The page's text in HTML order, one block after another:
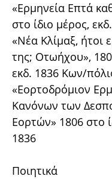
«Ερμηνεία Επτά
στο ίδιο μέρος,
«Νέα Κλίμαξ, ήτοι
της; Οτωήχου»,
εκδ. 1836 Κων/
«Εορτοδρόμιον
Κανόνων των
Εορτών» 1806 στο
1836
Ποιητικά